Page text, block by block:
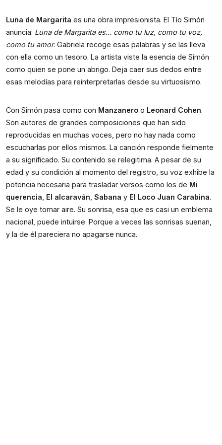
Luna de Margarita es una obra impresionista. El Tío Simón
anuncia: Luna de Margarita es… como tu luz, como tu voz,
como tu amor. Gabriela recoge esas palabras y se las lleva
con ella como un tesoro. La artista viste la esencia de Simón
como quien se pone un abrigo. Deja caer sus dedos entre
esas melodías para reinterpretarlas desde su virtuosismo.
Con Simón pasa como con Manzanero o Leonard Cohen.
Son autores de grandes composiciones que han sido
reproducidas en muchas voces, pero no hay nada como
escucharlas por ellos mismos. La canción responde fielmente
a su significado. Su contenido se relegitima. A pesar de su
edad y su condición al momento del registro, su voz exhibe la
potencia necesaria para trasladar versos como los de Mi
querencia El alcaraván Sabana y El Loco Juan Carabina.
Se le oye tomar aire. Su sonrisa, esa que es casi un emblema
nacional, puede intuirse. Porque a veces las sonrisas suenan,
y la de él pareciera no apagarse nunca.